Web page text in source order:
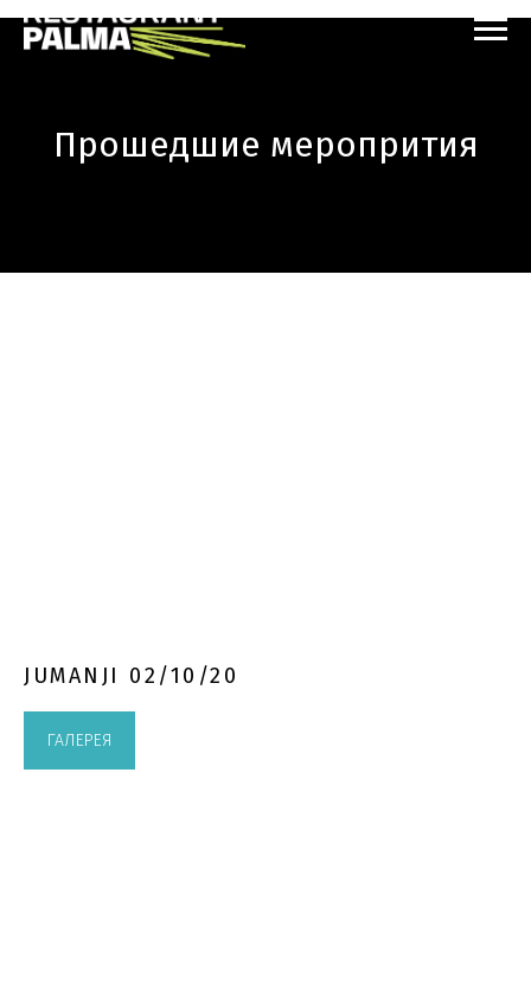
Прошедшие меропрития
JUMANJI 02/10/20
ГАЛЕРЕЯ